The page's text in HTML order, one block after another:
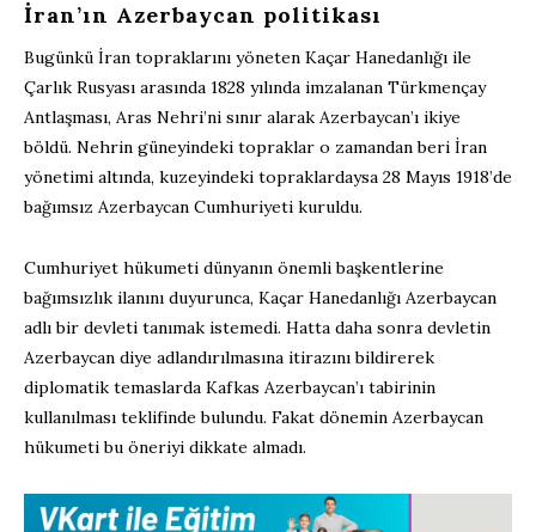
İran’ın Azerbaycan politikası
Bugünkü İran topraklarını yöneten Kaçar Hanedanlığı ile
Çarlık Rusyası arasında 1828 yılında imzalanan Türkmençay
Antlaşması, Aras Nehri’ni sınır alarak Azerbaycan’ı ikiye
böldü. Nehrin güneyindeki topraklar o zamandan beri İran
yönetimi altında, kuzeyindeki topraklardaysa 28 Mayıs 1918’de
bağımsız Azerbaycan Cumhuriyeti kuruldu.
Cumhuriyet hükumeti dünyanın önemli başkentlerine
bağımsızlık ilanını duyurunca, Kaçar Hanedanlığı Azerbaycan
adlı bir devleti tanımak istemedi. Hatta daha sonra devletin
Azerbaycan diye adlandırılmasına itirazını bildirerek
diplomatik temaslarda Kafkas Azerbaycan’ı tabirinin
kullanılması teklifinde bulundu. Fakat dönemin Azerbaycan
hükumeti bu öneriyi dikkate almadı.